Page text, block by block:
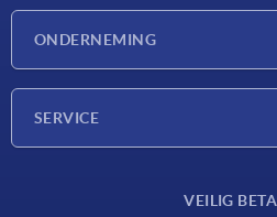
ONDERNEMING
SERVICE
VEILIG